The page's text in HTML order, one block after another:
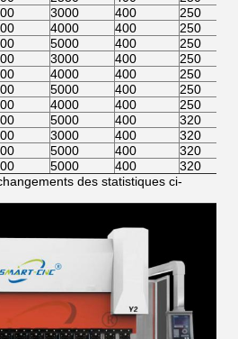
3000 400
250
4000 400
250
5000 400
250
3000 400
250
4000 400
250
5000 400
250
4000 400
250
5000 400
320
3000 400
320
5000 400
320
5000 400
320
des statistiques ci-